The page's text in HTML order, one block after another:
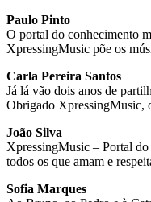
Paulo Pinto
O portal do conhecimento
XpressingMusic põe os
Carla Pereira Santos
Já lá vão dois anos de
Obrigado XpressingMusic,
João Silva
XpressingMusic – Portal
todos os que amam e
Sofia Marques